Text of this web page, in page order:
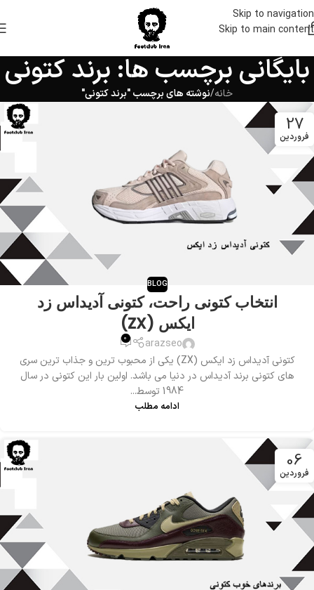
Skip to navigation
Skip to main content
بایگانی برچسب ها: برند کتونی
خانه/نوشته های برچسب "برند کتونی"
27
فروردین
BLOG
انتخاب کتونی راحت، کتونی آدیداس زد
ایکس (ZX)
arazseo
0
کتونی آدیداس زد ایکس (ZX) یکی از محبوب ترین و جذاب ترین سری
های کتونی برند آدیداس در دنیا می باشد. اولین بار این کتونی در سال
1984 توسط...
ادامه مطلب
06
فروردین